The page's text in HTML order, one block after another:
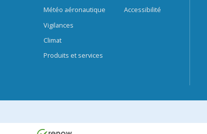
Météo aéronautique
Vigilances
Climat
Produits et services
Accessibilité